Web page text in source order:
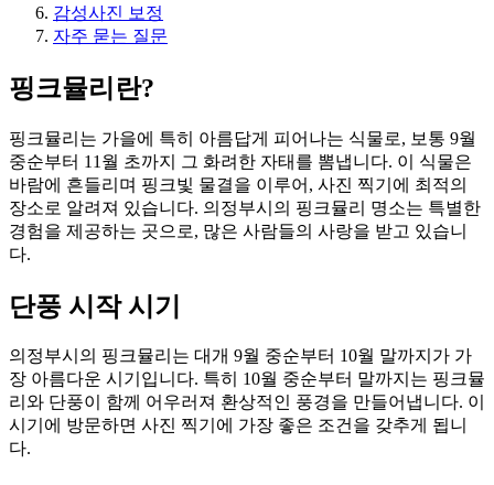
감성사진 보정
자주 묻는 질문
핑크뮬리란?
핑크뮬리는 가을에 특히 아름답게 피어나는 식물로, 보통 9월
중순부터 11월 초까지 그 화려한 자태를 뽐냅니다. 이 식물은
바람에 흔들리며 핑크빛 물결을 이루어, 사진 찍기에 최적의
장소로 알려져 있습니다. 의정부시의 핑크뮬리 명소는 특별한
경험을 제공하는 곳으로, 많은 사람들의 사랑을 받고 있습니
다.
단풍 시작 시기
의정부시의 핑크뮬리는 대개 9월 중순부터 10월 말까지가 가
장 아름다운 시기입니다. 특히 10월 중순부터 말까지는 핑크뮬
리와 단풍이 함께 어우러져 환상적인 풍경을 만들어냅니다. 이
시기에 방문하면 사진 찍기에 가장 좋은 조건을 갖추게 됩니
다.